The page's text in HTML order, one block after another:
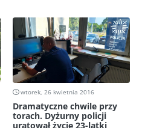
wtorek, 26 kwietnia 2016
Dramatyczne chwile przy
torach. Dyżurny policji
uratował życie 23-latki